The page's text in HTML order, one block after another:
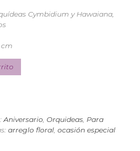
d
Cymbidium y Hawaiana,
cm
Aniversario, Orquideas, Para
arreglo floral, ocasión especial